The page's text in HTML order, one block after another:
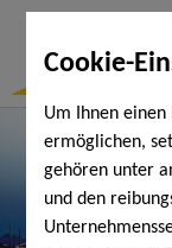
Cookie-
Um Ihnen einen
ermöglichen,
gehören unter
und den